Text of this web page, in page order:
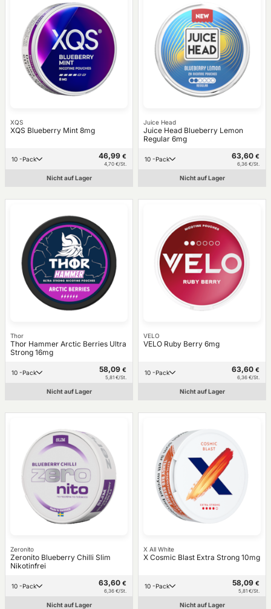
XQS
XQS Blueberry Mint 8mg
10 -Pack 46,99 €
4,70 €/St.
Nicht auf Lager
Juice Head
Juice Head Blueberry Lemon
Regular 6mg
10 -Pack 63,60 €
6,36 €/St.
Nicht auf Lager
Thor
Thor Hammer Arctic Berries Ultra
Strong 16mg
10 -Pack 58,09 €
5,81 €/St.
Nicht auf Lager
VELO
VELO Ruby Berry 6mg
10 -Pack 63,60 €
6,36 €/St.
Nicht auf Lager
Zeronito
Zeronito Blueberry Chilli Slim
Nikotinfrei
10 -Pack 63,60 €
6,36 €/St.
Nicht auf Lager
X All White
X Cosmic Blast Extra Strong 10mg
10 -Pack 58,09 €
5,81 €/St.
Nicht auf Lager